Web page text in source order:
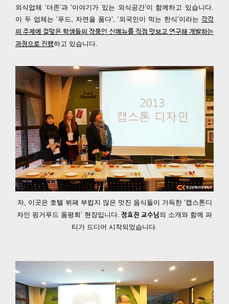
외식업체 ‘더존’과 ‘이야기가 있는 외식공간’이 함께하고 있습니다.
이 두 업체는 ‘푸드, 자연을 품다’, ‘외국인이 먹는 한식’이라는 각각
의 주제에 걸맞은 학생들의 작품인 신메뉴를 직접 맛보고 연구해 개발하는
과정으로 진행하고 있습니다.
자, 이곳은 호텔 뷔페 부럽지 않은 멋진 음식들이 가득한 ‘캡스톤디
자인 핑거푸드 품평회’ 현장입니다. 정효진 교수님의 소개와 함께 파
티가 드디어 시작되었습니다.